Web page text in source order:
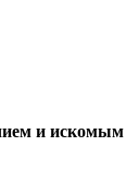
и